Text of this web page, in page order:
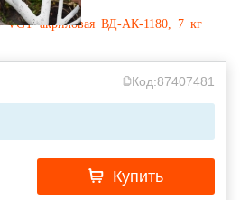
Код:87407481
Купить